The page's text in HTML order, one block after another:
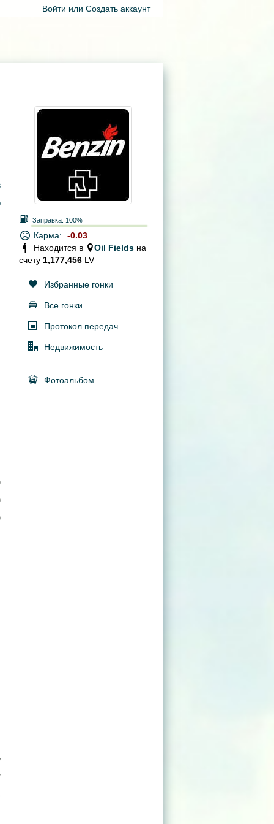
Войти или Создать аккаунт
Заправка: 100%
Карма:
-0.03
Находится в
Oil Fields на
счету 1,177,456 LV
Избранные гонки
Все гонки
Протокол передач
Недвижимость
Фотоальбом